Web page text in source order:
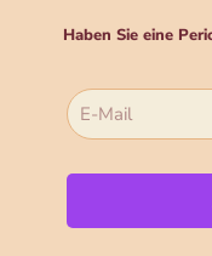
Haben Sie eine